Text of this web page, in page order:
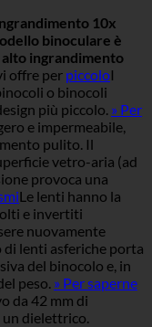
10x
binoculare è
ingrandimento
offre per piccoloI
o binocoli
più piccolo. » Per
e impermeabile,
pulito. Il
vetro-aria (ad
provoca una
Le lenti hanno la
e invertiti
nuovamente
di lenti asferiche porta
del binocolo e, in
peso. » Per saperne
da 42 mm di
dielettrico.